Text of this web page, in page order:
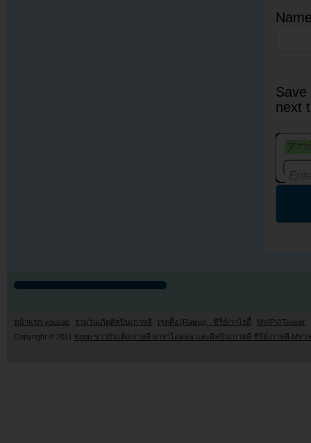
next
หน้าแรก youzab รวมวันเกิดศิลปินเกาหลี เรตติ้ง (Rating) : ซีรี่ย์/วาไรตี้
MV/PV/Teaser
Copyright © 2011 Kpop ข่าวบันเทิงเกาหลี ดาราไอดอล และศิลปินเกาหลี ซีรี่ย์เกาหลี MV